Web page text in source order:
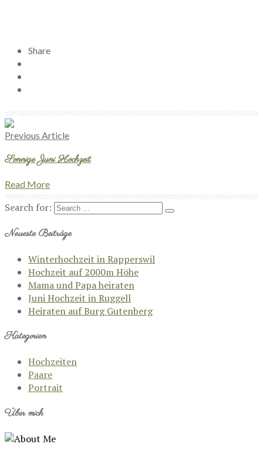
Share
Previous Article
Sonnige Juni Hochzeit
Read More
Search for:
Neueste Beiträge
Winterhochzeit in Rapperswil
Hochzeit auf 2000m Höhe
Mama und Papa heiraten
Juni Hochzeit in Ruggell
Heiraten auf Burg Gutenberg
Kategorien
Hochzeiten
Paare
Portrait
Über mich